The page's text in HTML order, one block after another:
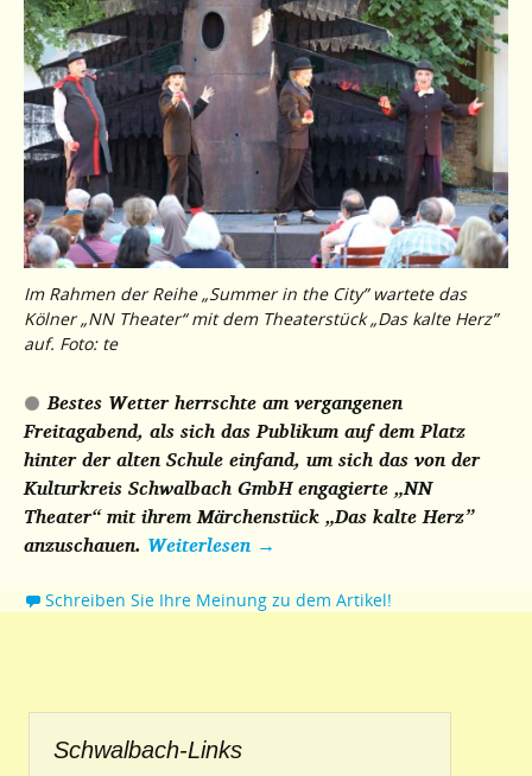
Im Rahmen der Reihe „Summer in the City” wartete das
Kölner „NN Theater“ mit dem Theaterstück „Das kalte Herz”
auf. Foto: te
Bestes Wetter herrschte am vergangenen
Freitagabend, als sich das Publikum auf dem Platz
hinter der alten Schule einfand, um sich das von der
Kulturkreis Schwalbach GmbH engagierte „NN
Theater“ mit ihrem Märchenstück „Das kalte Herz”
anzuschauen. Weiterlesen →
Schreiben Sie Ihre Meinung zu dem Artikel!
Schwalbach-Links